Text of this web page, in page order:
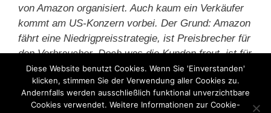
von Amazon organisiert. Auch kaum ein Verkäufer
kommt am US-Konzern vorbei. Der Grund: Amazon
fährt eine Niedrigpreisstrategie, ist Preisbrecher für
den Verbraucher. Doch was die Kunden freut, ist für
Verkäufer bitter.«
Kategorien
Amazon,Arbeitsmarkt, Betriebsrat,
Diese Website benutzt Cookies. Wenn Sie 'Einverstanden'
klicken, stimmen Sie der Verwendung aller Cookies zu.
Andernfalls werden ausschließlich funktional unverzichtbare
Cookies verwendet. Weitere Informationen zur Cookie-